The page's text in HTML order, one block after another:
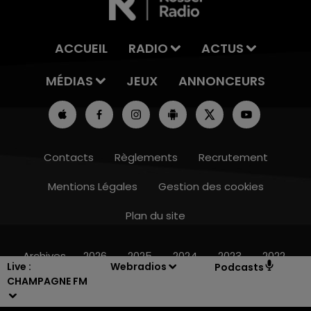
Live :
CHAMPAGNE FM
Webradios Podcasts
ACCUEIL RADIO
ACTUS
MÉDIAS
JEUX ANNONCEURS
Contacts Règlements
Recrutement
Mentions Légales
Gestion des cookies
Plan du site
Archives 2026 2025 2024 2023 2022